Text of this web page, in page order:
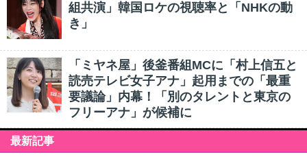
組共演」韓国ロケの視聴率と「NHKの動
き」
「ミヤネ屋」後釜番組MCに「村上信五と
読売テレビ女子アナ」起用までの「最重
要議論」内幕！「別のタレントと東京の
フリーアナ」が候補に
最新記事